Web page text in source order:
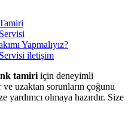
Yapmalıyız?
iletişim
tamiri için deneyimli
ve uzaktan sorunların çoğunu
yardımcı olmaya hazırdır. Size